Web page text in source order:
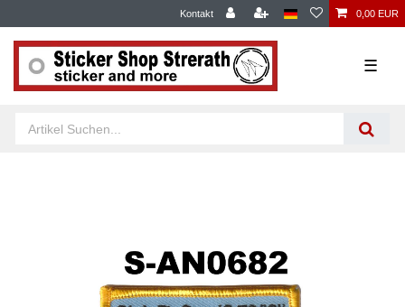
Kontakt 0,00 EUR
☰